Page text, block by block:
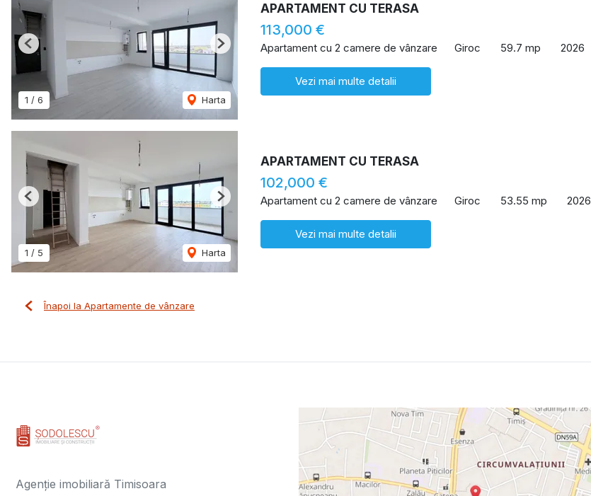
1 / 6 Harta
Previous Next
APARTAMENT CU TERASA
113,000 €
Apartament cu 2 camere de vânzare Giroc 59.7 mp 2026
Vezi mai multe detalii
1 / 5 Harta
Previous Next
APARTAMENT CU TERASA
102,000 €
Apartament cu 2 camere de vânzare Giroc 53.55 mp 2026
Vezi mai multe detalii
Înapoi la Apartamente de vânzare
Agenție imobiliară Timisoara